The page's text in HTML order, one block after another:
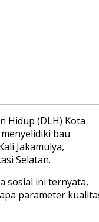
Hidup (DLH) Kota
bau
Jakamulya,
Selatan.
sosial ini ternyata,
parameter